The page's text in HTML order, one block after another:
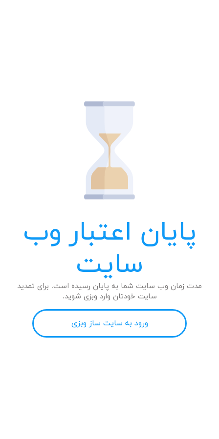
پایان اعتبار وب
سایت
مدت زمان وب سایت شما به پایان رسیده است. برای تمدید
سایت خودتان وارد وبزی شوید.
ورود به سایت ساز وبزی